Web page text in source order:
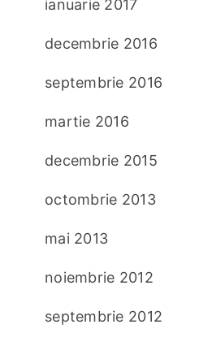
ianuarie 2017
decembrie 2016
septembrie 2016
martie 2016
decembrie 2015
octombrie 2013
mai 2013
noiembrie 2012
septembrie 2012